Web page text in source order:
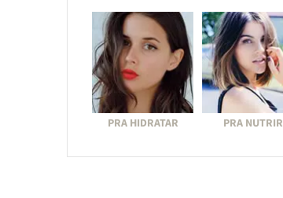
PRA HIDRATAR PRA NUTRIR